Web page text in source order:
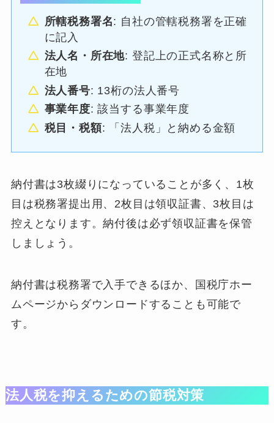
所轄税務署名: 自社の管轄税務署を正確
に記入
法人名・所在地: 登記上の正式名称と所
在地
法人番号: 13桁の法人番号
事業年度: 該当する事業年度
税目・税額: 「法人税」と納める金額
納付書は3枚綴りになっていることが多く、1枚
目は税務署提出用、2枚目は領収証書、3枚目は
控えとなります。納付後は必ず領収証書を保管
しましょう。
納付書は税務署で入手できるほか、国税庁ホー
ムページからダウンロードすることも可能で
す。
法人税を抑えるための節税対策